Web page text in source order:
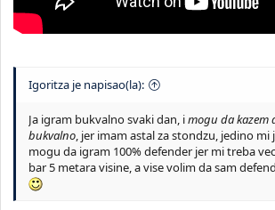
Igoritza je napisao(la):
Ja igram bukvalno svaki dan, imogu da kazem
bukvalno, jer imam astal za stondzu, jedino mi
mogu da igram 100% defender jer mi treba
bar 5 metara visine, a vise volim da sam